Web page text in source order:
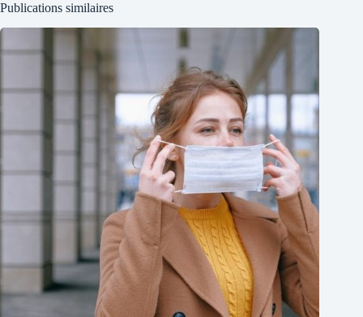
Publications similaires